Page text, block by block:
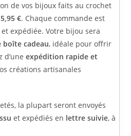
de vos bijoux faits au crochet
5,95 €. Chaque commande est
expédiée. Votre bijou sera
boîte cadeau, idéale pour offrir
d’uneexpédition rapide et
créations artisanales
la plupart seront envoyés
et expédiés en lettre suivie, à